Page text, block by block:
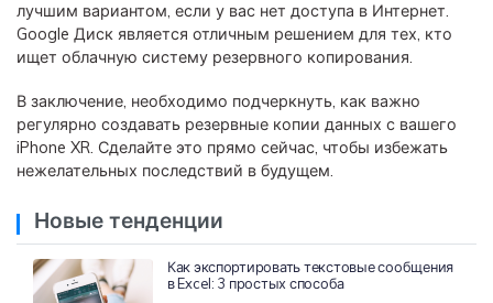
лучшим вариантом, если у вас нет доступа в Интернет.
Google Диск является отличным решением для тех, кто
ищет облачную систему резервного копирования.
В заключение, необходимо подчеркнуть, как важно
регулярно создавать резервные копии данных с вашего
iPhone XR. Сделайте это прямо сейчас, чтобы избежать
нежелательных последствий в будущем.
Новые тенденции
Как экспортировать текстовые сообщения
в Excel: 3 простых способа